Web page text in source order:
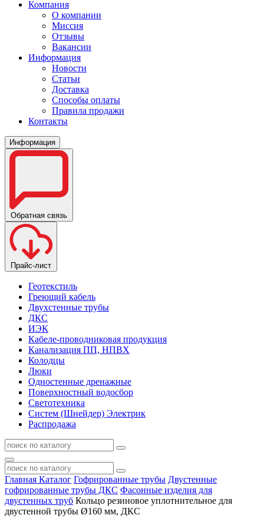
Компания
О компании
Миссия
Отзывы
Вакансии
Информация
Новости
Статьи
Доставка
Способы оплаты
Правила продажи
Контакты
Информация
Обратная связь
Прайс-лист
Геотекстиль
Греющий кабель
Двухстенные трубы
ДКС
ИЭК
Кабеле-проводниковая продукция
Канализация ПП, НПВХ
Колодцы
Люки
Одностенные дренажные
Поверхностный водосбор
Светотехника
Систем (Шнейдер) Электрик
Распродажа
Главная Каталог Гофрированные трубы Двустенные
гофрированные трубы ДКС Фасонные изделия для
двустенных труб Кольцо резиновое уплотнительное для
двустенной трубы Ø160 мм, ДКС